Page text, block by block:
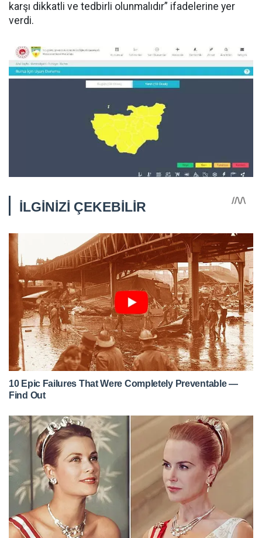
karşı dikkatli ve tedbirli olunmalıdır” ifadelerine yer
verdi.